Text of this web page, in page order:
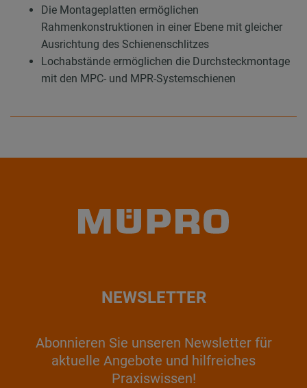
Die Montageplatten ermöglichen
Rahmenkonstruktionen in einer Ebene mit gleicher
Ausrichtung des Schienenschlitzes
Lochabstände ermöglichen die Durchsteckmontage
mit den MPC- und MPR-Systemschienen
NEWSLETTER
Abonnieren Sie unseren Newsletter für
aktuelle Angebote und hilfreiches
Praxiswissen!